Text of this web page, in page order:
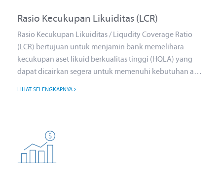
Rasio Kecukupan Likuiditas (LCR)
Rasio Kecukupan Likuiditas / Liqudity Coverage Ratio
(LCR) bertujuan untuk menjamin bank memelihara
kecukupan aset likuid berkualitas tinggi (HQLA) yang
dapat dicairkan segera untuk memenuhi kebutuhan arus
LIHAT SELENGKAPNYA